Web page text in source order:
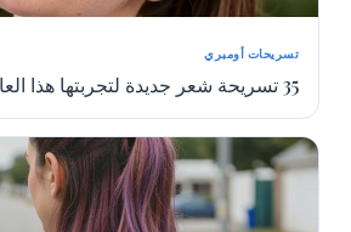
تسريحات أومبري
35 تسريحة شعر جديدة لتجربتها هذا العام